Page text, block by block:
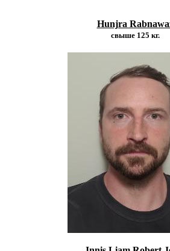
Hunjra
свыше 125 кг.